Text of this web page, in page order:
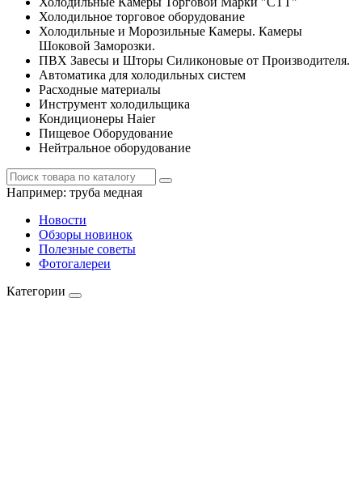
Холодильное торговое оборудование
Холодильные и Морозильные Камеры. Камеры
Шоковой Заморозки.
ПВХ Завесы и Шторы Силиконовые от Производителя.
Автоматика для холодильных систем
Расходные материалы
Инструмент холодильщика
Кондиционеры Haier
Пищевое Оборудование
Нейтральное оборудование
Например: труба медная
Новости
Обзоры новинок
Полезные советы
Фотогалереи
Категории